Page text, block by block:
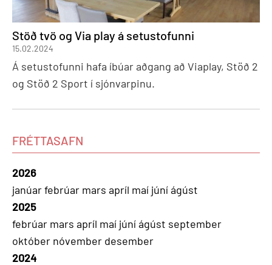
Stöð tvö og Via play á setustofunni
15.02.2024
Á setustofunni hafa íbúar aðgang að Viaplay, Stöð 2
og Stöð 2 Sport í sjónvarpinu.
FRÉTTASAFN
2026
janúarfebrúar mars apríl maí júníágúst
2025
febrúar mars apríl maí júníágúst september
október nóvember desember
2024